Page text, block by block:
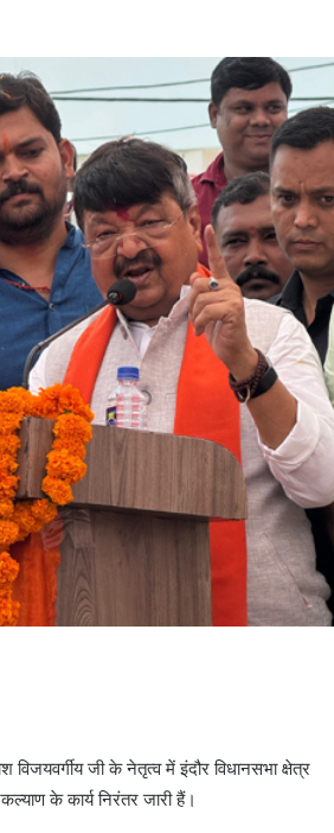
जी के नेतृत्व में इंदौर विधानसभा क्षेत्र
के कार्य निरंतर जारी हैं।